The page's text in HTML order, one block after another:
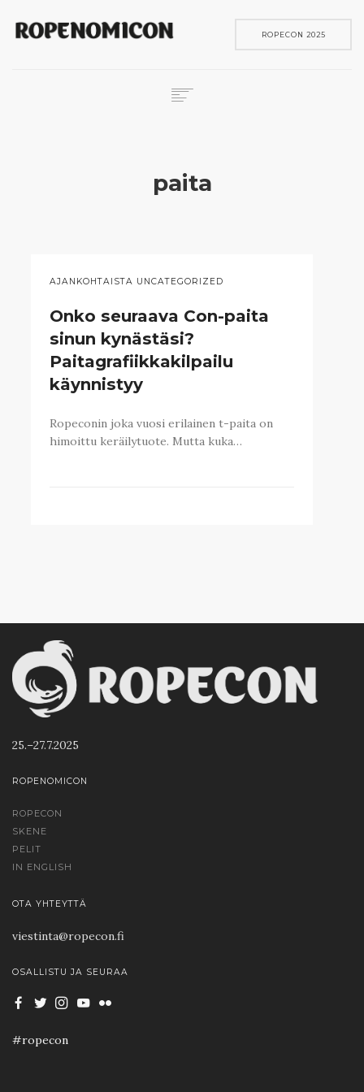
ROPECON 2025
paita
AJANKOHTAISTA UNCATEGORIZED
Onko seuraava Con-paita
sinun kynästäsi?
Paitagrafiikkakilpailu
käynnistyy
Ropeconin joka vuosi erilainen t-paita on
himoittu keräilytuote. Mutta kuka…
25.–27.7.2025
ROPENOMICON
ROPECON
SKENE
PELIT
IN ENGLISH
OTA YHTEYTTÄ
viestinta@ropecon.fi
OSALLISTU JA SEURAA
#ropecon